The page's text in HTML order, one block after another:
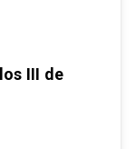
III de